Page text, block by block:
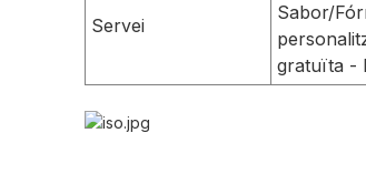
Servei
Sabor/
gratuïta -